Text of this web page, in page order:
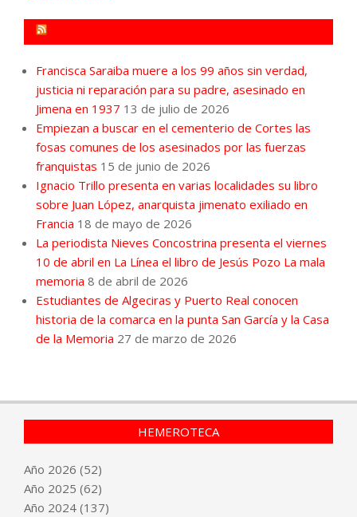
Francisca Saraiba muere a los 99 años sin verdad,
justicia ni reparación para su padre, asesinado en
Jimena en 1937 13 de julio de 2026
Empiezan a buscar en el cementerio de Cortes las
fosas comunes de los asesinados por las fuerzas
franquistas 15 de junio de 2026
Ignacio Trillo presenta en varias localidades su libro
sobre Juan López, anarquista jimenato exiliado en
Francia 18 de mayo de 2026
La periodista Nieves Concostrina presenta el viernes
10 de abril en La Línea el libro de Jesús Pozo La mala
memoria 8 de abril de 2026
Estudiantes de Algeciras y Puerto Real conocen
historia de la comarca en la punta San García y la Casa
de la Memoria 27 de marzo de 2026
HEMEROTECA
Año 2026 (52)
Año 2025 (62)
Año 2024 (137)